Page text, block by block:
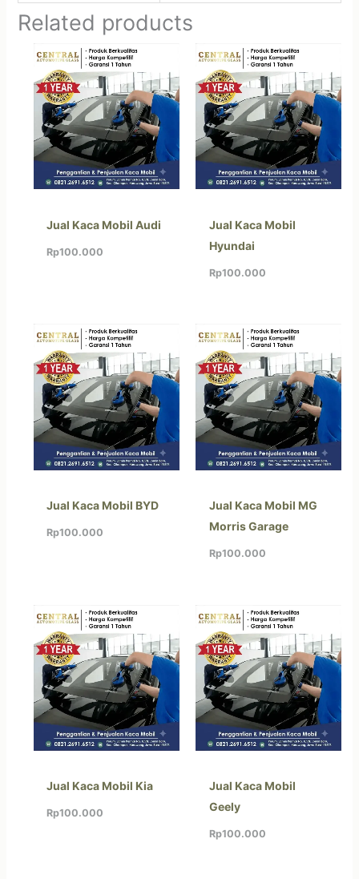
Related products
Jual Kaca Mobil Audi
Rp100.000
Jual Kaca Mobil
Hyundai
Rp100.000
Jual Kaca Mobil BYD
Rp100.000
Jual Kaca Mobil MG
Morris Garage
Rp100.000
Jual Kaca Mobil Kia
Rp100.000
Jual Kaca Mobil
Geely
Rp100.000